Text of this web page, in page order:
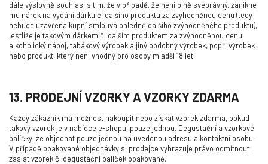
dále výslovně souhlasí s tím, že v případě, že není plně svéprávný, zanikne
mu nárok na vydání dárku či dalšího produktu za zvýhodněnou cenu (tedy
nebude uzavřena kupní smlouva ohledně dalšího zvýhodněného produktu),
jestliže je takovým dárkem či dalším produktem za zvýhodněnou cenu
alkoholický nápoj, tabákový výrobek a jiný obdobný výrobek, popř. výrobek
nebo produkt, který není vhodný pro osoby mladší 18 let.
13. PRODEJNÍ VZORKY A VZORKY ZDARMA
Každý zákazník má možnost nakoupit nebo získat vzorek zdarma, pokud
takový vzorek je v nabídce e-shopu, pouze jednou. Degustační a vzorkové
balíčky lze objednat pouze jednou na uvedenou adresu a kontaktní osobu.
V případě opakované objednávky si prodejce vyhrazuje právo odmítnout
zaslat vzorek či degustační balíček opakovaně.